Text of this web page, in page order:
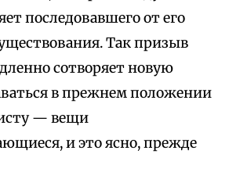
последовавшего от его
Так призыв
сотворяет новую
в прежнем положении
— вещи
и это ясно, прежде